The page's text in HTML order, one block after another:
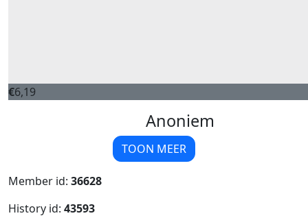
€6,19
Anoniem
TOON MEER
Member id: 36628
History id: 43593